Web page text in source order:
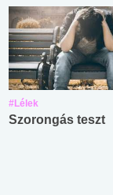
#Lélek
Szorongás teszt